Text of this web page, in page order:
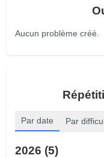
Aucun problème créé.
Par date Par
2026 (5)